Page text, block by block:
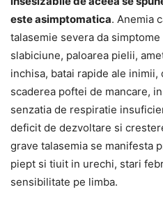
este asimptomatica. Anemia
talasemie severa da
slabiciune, paloarea pielii,
inchisa, batai rapide ale inimii,
scaderea poftei de mancare,
senzatia de respiratie
deficit de dezvoltare si
grave talasemia se manifesta
piept si tiuit in urechi, stari
sensibilitate pe limba.